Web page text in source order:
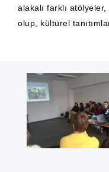
alakalı farklı
olup, kültürel